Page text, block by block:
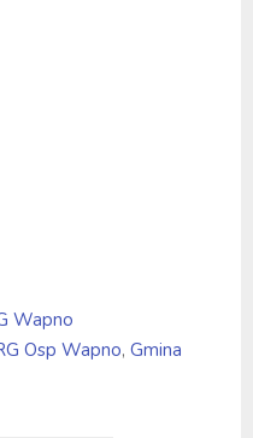
Wapno
Osp Wapno, Gmina